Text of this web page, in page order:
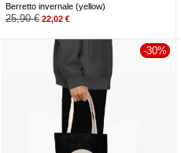
Berretto invernale (yellow)
25,90€ 22,02 €
-30%